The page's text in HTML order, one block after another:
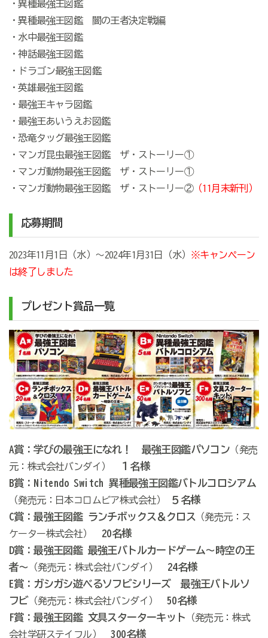
・異種最強王図鑑
・異種最強王図鑑 闇の王者決定戦編
・水中最強王図鑑
・神話最強王図鑑
・ドラゴン最強王図鑑
・英雄最強王図鑑
・最強王キャラ図鑑
・最強王あいうえお図鑑
・恐竜タッグ最強王図鑑
・マンガ昆虫最強王図鑑 ザ・ストーリー①
・マンガ動物最強王図鑑 ザ・ストーリー①
・マンガ動物最強王図鑑 ザ・ストーリー②（11月末新刊）
応募期間
2023年11月1日（水）～2024年1月31日（水） ※キャンペーン
は終了しました
プレゼント賞品一覧
A賞：学びの最強王になれ！ 最強王図鑑パソコン （発売
元：株式会社バンダイ）
１名様
B賞：Nitendo Switch 異種最強王図鑑バトルコロシアム
（発売元：日本コロムビア株式会社）
５名様
C賞：最強王図鑑 ランチボックス＆クロス
（発売元：ス
ケーター株式会社）
20名様
D賞：最強王図鑑 最強王バトルカードゲーム～時空の王
者～
（発売元：株式会社バンダイ）
24名様
E賞：ガシガシ遊べるソフビシリーズ 最強王バトルソ
フビ （発売元：株式会社バンダイ） 50名様
F賞：最強王図鑑 文具スターターキット （発売元：株式
会社学研ステイフル）
300名様